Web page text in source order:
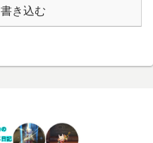
き込む